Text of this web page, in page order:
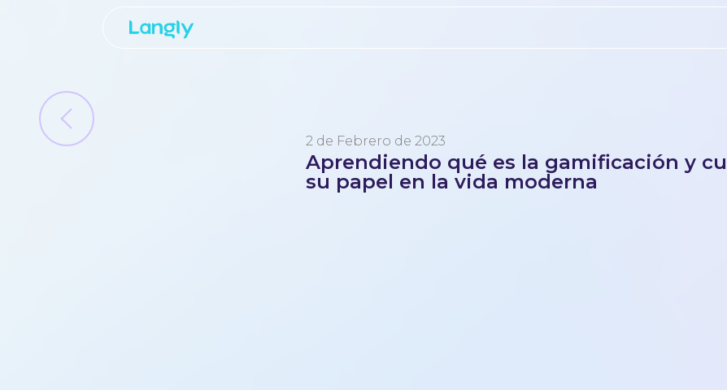
2 de Febrero de 2023
Aprendiendo qué es la gamificación y
su papel en la vida moderna